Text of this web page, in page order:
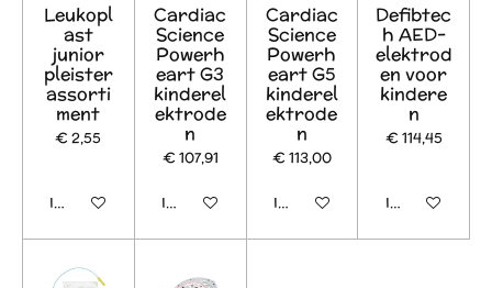
Leukopl
ast
junior
pleister
assorti
ment
€ 2,55
In winkelwagen
Cardiac
Science
Powerh
eart G3
kinderel
ektrode
n
€ 107,91
In winkelwagen
Cardiac
Science
Powerh
eart G5
kinderel
ektrode
n
€ 113,00
In winkelwagen
Defibtec
h AED-
elektrod
en voor
kindere
n
€ 114,45
In winkelwagen